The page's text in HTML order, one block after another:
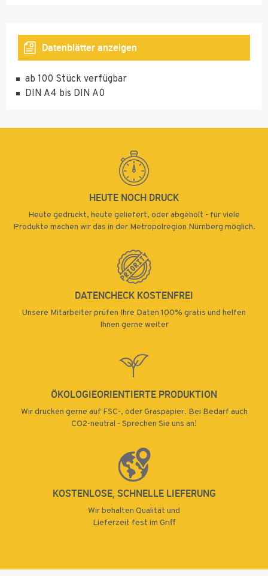
40
45
50
80
100
4000
Datenblätter anzeigen
Neonfarben: gelb, grün, magenta, orange
ab 100 Stück verfügbar
DIN A4 bis DIN A0
HEUTE NOCH DRUCK
Heute gedruckt, heute geliefert, oder abgeholt - für viele
Produkte machen wir das in der Metropolregion Nürnberg möglich.
DATENCHECK KOSTENFREI
Unsere Mitarbeiter prüfen Ihre Daten 100% gratis und helfen
Ihnen gerne weiter
ÖKOLOGIEORIENTIERTE PRODUKTION
Wir drucken gerne auf FSC-, oder Graspapier. Bei Bedarf auch
CO2-neutral - Sprechen Sie uns an!
KOSTENLOSE, SCHNELLE LIEFERUNG
Wir behalten Qualität und
Lieferzeit fest im Griff